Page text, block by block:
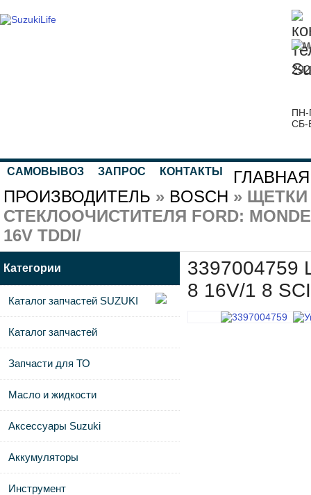
ПН-
СБ-
САМОВЫВОЗ ЗАПРОС КОНТАКТЫ ГЛАВНАЯ
ПРОИЗВОДИТЕЛЬ » BOSCH » ЩЕТКИ
СТЕКЛООЧИСТИТЕЛЯ FORD:
16V TDDI/
3397004759
8 16V/1 8
Категории
Каталог запчастей SUZUKI
Каталог запчастей
Запчасти для ТО
Масло и жидкости
Аксессуары Suzuki
Аккумуляторы
Инструмент